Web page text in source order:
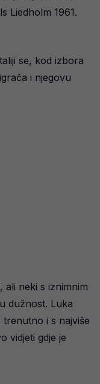
Liedholm 1961.
se, kod izbora
i njegovu
ali neki s iznimnim
dužnost. Luka
i s najviše
vidjeti gdje je